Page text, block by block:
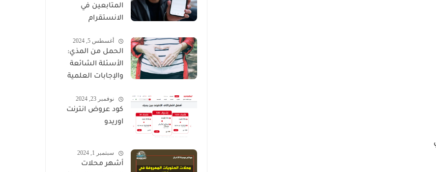
المتابعين في
الانستقرام
أغسطس 5, 2024
الحمل من المذي:
الأسئلة الشائعة
والإجابات العلمية
نوفمبر 23, 2024
كود عروض انترنت
اوريدو
سبتمبر 1, 2024
أشهر محلات